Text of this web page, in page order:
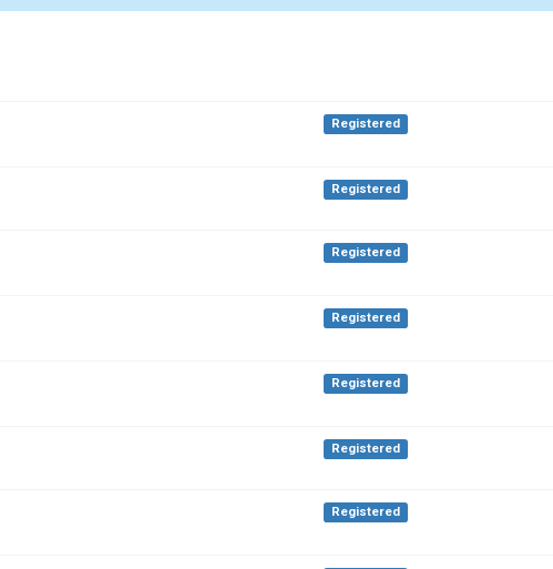
Registered
Registered
Registered
Registered
Registered
Registered
Registered